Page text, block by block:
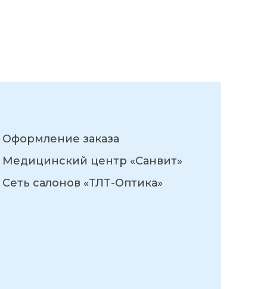
Оформление заказа
Медицинский центр «Санвит»
Сеть салонов «ТЛТ-Оптика»